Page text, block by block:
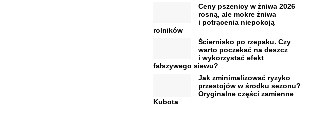
Ceny pszenicy w żniwa 2026
rosną, ale mokre żniwa
i potrącenia niepokoją
rolników
Ściernisko po rzepaku. Czy
warto poczekać na deszcz
i wykorzystać efekt
fałszywego siewu?
Jak zminimalizować ryzyko
przestojów w środku sezonu?
Oryginalne części zamienne
Kubota